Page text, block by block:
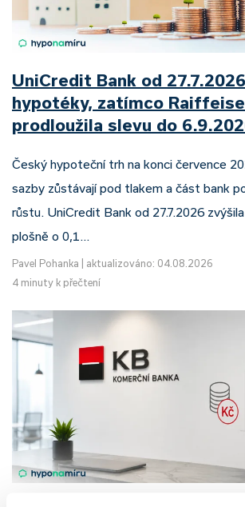
UniCredit Bank od
hypotéky, zatímco
prodloužila slevu do
Český hypoteční trh na konci července
sazby zůstávají pod tlakem a část bank
růstu. UniCredit Bank od 27.7.2026
plošně o 0,1…
Pavel Pohanka
aktualizováno: 04.08.2026
4 minuty k přečtení